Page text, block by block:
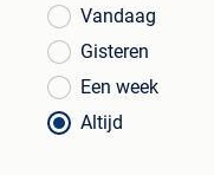
Vandaag
Gisteren
Een week
Altijd